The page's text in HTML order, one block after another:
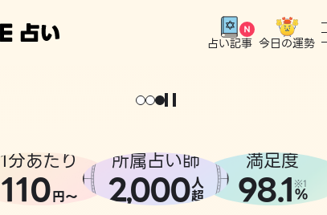
占い記事 今日の運勢
1分あたり
110円〜
所属占い師
2,000人
超
満足度
98.1 ※1
%